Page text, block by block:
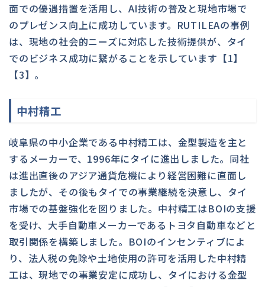
面での優遇措置を活用し、AI技術の普及と現地市場で
のプレゼンス向上に成功しています。RUTILEAの事例
は、現地の社会的ニーズに対応した技術提供が、タイ
でのビジネス成功に繋がることを示しています【1】
【3】。
中村精工
岐阜県の中小企業である中村精工は、金型製造を主と
するメーカーで、1996年にタイに進出しました。同社
は進出直後のアジア通貨危機により経営困難に直面し
ましたが、その後もタイでの事業継続を決意し、タイ
市場での基盤強化を図りました。中村精工はBOIの支援
を受け、大手自動車メーカーであるトヨタ自動車などと
取引関係を構築しました。BOIのインセンティブによ
り、法人税の免除や土地使用の許可を活用した中村精
工は、現地での事業安定に成功し、タイにおける金型